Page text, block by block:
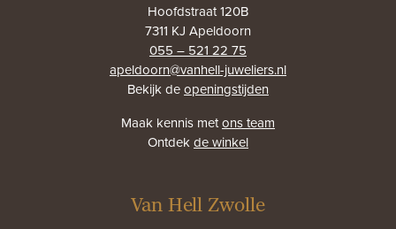
Hoofdstraat 120B
7311 KJ Apeldoorn
055 – 521 22 75
apeldoorn@vanhell-juweliers.nl
Bekijk deopeningstijden
Maak kennis metons team
Ontdekde winkel
Van Hell Zwolle